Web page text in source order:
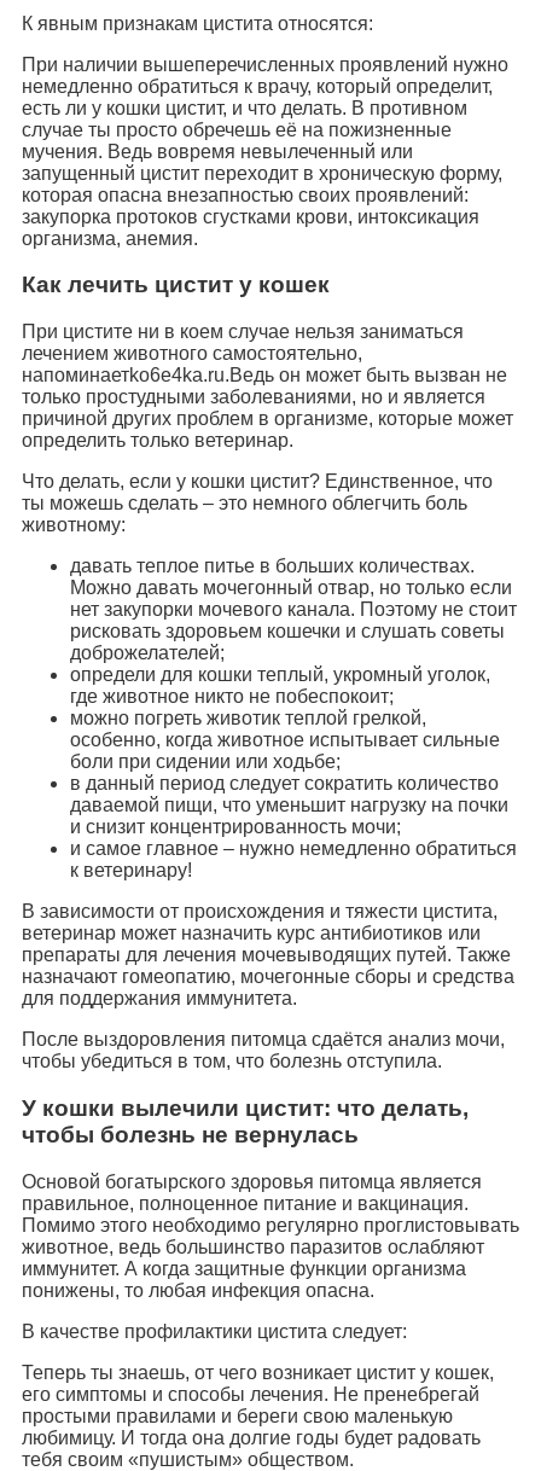
К явным признакам цистита относятся:
При наличии вышеперечисленных проявлений нужно
немедленно обратиться к врачу, который определит,
есть ли у кошки цистит, и что делать. В противном
случае ты просто обречешь её на пожизненные
мучения. Ведь вовремя невылеченный или
запущенный цистит переходит в хроническую форму,
которая опасна внезапностью своих проявлений:
закупорка протоков сгустками крови, интоксикация
организма, анемия.
Как лечить цистит у кошек
При цистите ни в коем случае нельзя заниматься
лечением животного самостоятельно,
напоминаетko6e4ka.ru.Ведь он может быть вызван не
только простудными заболеваниями, но и является
причиной других проблем в организме, которые может
определить только ветеринар.
Что делать, если у кошки цистит? Единственное, что
ты можешь сделать – это немного облегчить боль
животному:
давать теплое питье в больших количествах.
Можно давать мочегонный отвар, но только если
нет закупорки мочевого канала. Поэтому не стоит
рисковать здоровьем кошечки и слушать советы
доброжелателей;
определи для кошки теплый, укромный уголок,
где животное никто не побеспокоит;
можно погреть животик теплой грелкой,
особенно, когда животное испытывает сильные
боли при сидении или ходьбе;
в данный период следует сократить количество
даваемой пищи, что уменьшит нагрузку на почки
и снизит концентрированность мочи;
и самое главное – нужно немедленно обратиться
к ветеринару!
В зависимости от происхождения и тяжести цистита,
ветеринар может назначить курс антибиотиков или
препараты для лечения мочевыводящих путей. Также
назначают гомеопатию, мочегонные сборы и средства
для поддержания иммунитета.
После выздоровления питомца сдаётся анализ мочи,
чтобы убедиться в том, что болезнь отступила.
У кошки вылечили цистит: что делать,
чтобы болезнь не вернулась
Основой богатырского здоровья питомца является
правильное, полноценное питание и вакцинация.
Помимо этого необходимо регулярно проглистовывать
животное, ведь большинство паразитов ослабляют
иммунитет. А когда защитные функции организма
понижены, то любая инфекция опасна.
В качестве профилактики цистита следует:
Теперь ты знаешь, от чего возникает цистит у кошек,
его симптомы и способы лечения. Не пренебрегай
простыми правилами и береги свою маленькую
любимицу. И тогда она долгие годы будет радовать
тебя своим «пушистым» обществом.